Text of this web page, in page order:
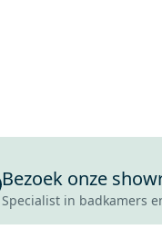
Bezoek onze
Specialist in badkamers